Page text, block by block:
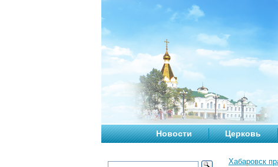
Новости Церковь
Хабаровск